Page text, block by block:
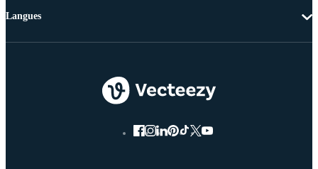
Langues